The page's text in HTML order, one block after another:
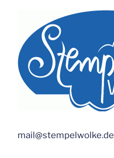
mail@stempelwolke.de